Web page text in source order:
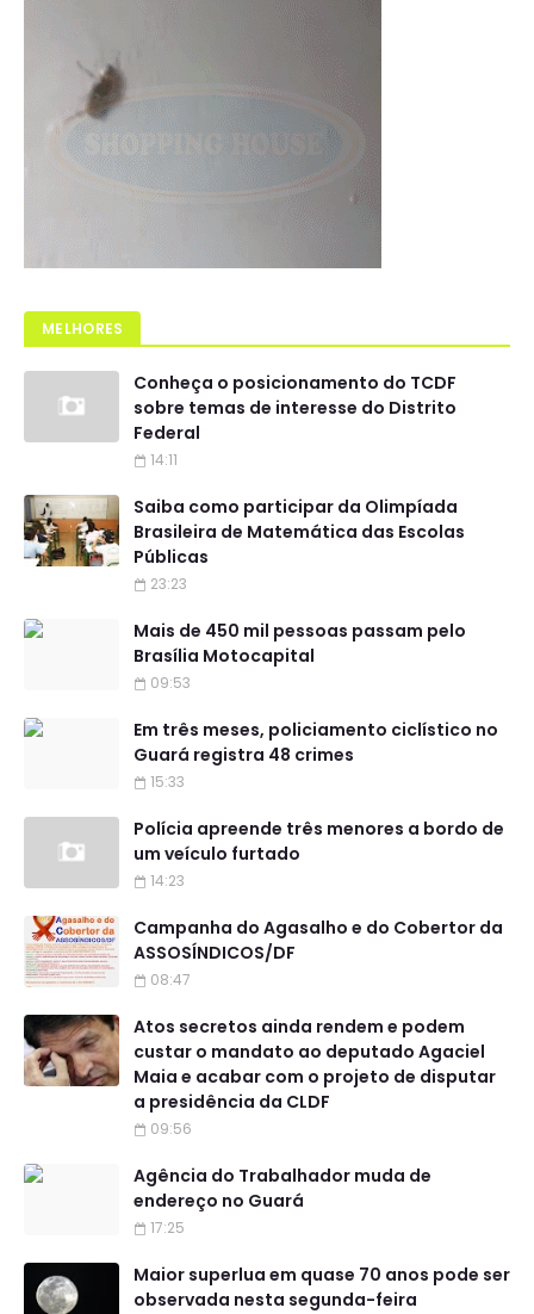
MELHORES
Conheça o posicionamento do TCDF
sobre temas de interesse do Distrito
Federal
14:11
Saiba como participar da Olimpíada
Brasileira de Matemática das Escolas
Públicas
23:23
Mais de 450 mil pessoas passam pelo
Brasília Motocapital
09:53
Em três meses, policiamento ciclístico no
Guará registra 48 crimes
15:33
Polícia apreende três menores a bordo de
um veículo furtado
14:23
Campanha do Agasalho e do Cobertor da
ASSOSÍNDICOS/DF
08:47
Atos secretos ainda rendem e podem
custar o mandato ao deputado Agaciel
Maia e acabar com o projeto de disputar
a presidência da CLDF
09:56
Agência do Trabalhador muda de
endereço no Guará
17:25
Maior superlua em quase 70 anos pode ser
observada nesta segunda-feira